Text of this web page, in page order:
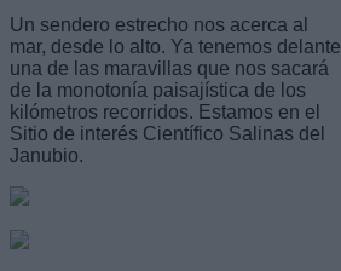
Un sendero estrecho nos acerca al
mar, desde lo alto. Ya tenemos delante
una de las maravillas que nos sacará
de la monotonía paisajística de los
kilómetros recorridos. Estamos en el
Sitio de interés Científico Salinas del
Janubio.